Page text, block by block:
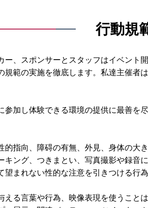
行動規
、スポンサーとスタッフはイベント
規範の実施を徹底します。私達主催者
加し体験できる環境の提供に最善を
指向、障碍の有無、外見、身体の
ング、つきまとい、写真撮影や録音
まれない性的な注意を引きつける行為
る言葉や行為、映像表現を使うこと